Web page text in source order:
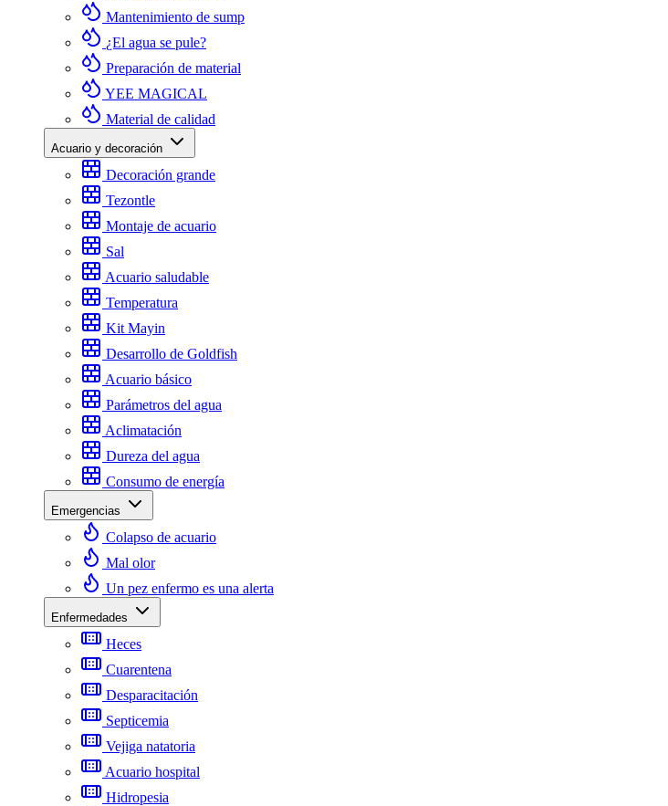
Mantenimiento de sump
¿El agua se pule?
Preparación de material
YEE MAGICAL
Material de calidad
Acuario y decoración
Decoración grande
Tezontle
Montaje de acuario
Sal
Acuario saludable
Temperatura
Kit Mayin
Desarrollo de Goldfish
Acuario básico
Parámetros del agua
Aclimatación
Dureza del agua
Consumo de energía
Emergencias
Colapso de acuario
Mal olor
Un pez enfermo es una alerta
Enfermedades
Heces
Cuarentena
Desparacitación
Septicemia
Vejiga natatoria
Acuario hospital
Hidropesia